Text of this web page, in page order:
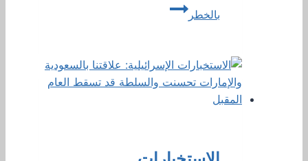
بالخطر